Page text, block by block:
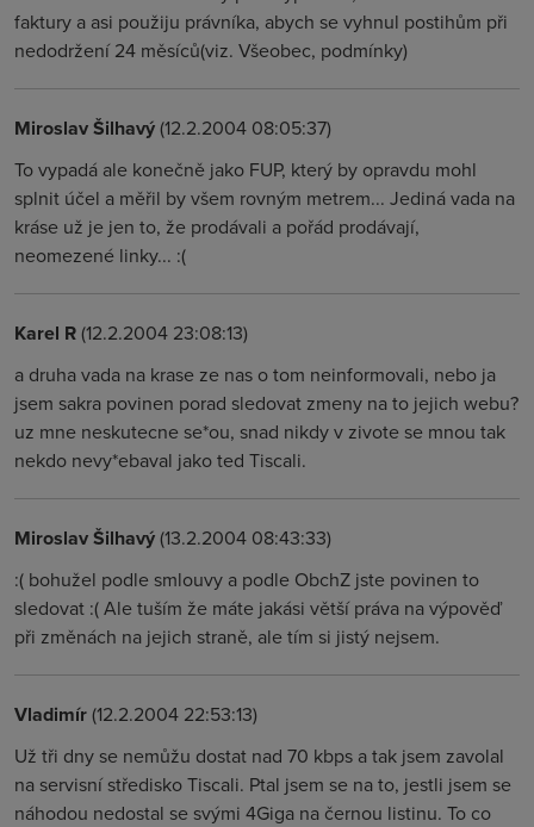
faktury a asi použiju právníka, abych se vyhnul postihům při
nedodržení 24 měsíců(viz. Všeobec, podmínky)
Miroslav Šilhavý(12.2.2004 08:05:37)
To vypadá ale konečně jako FUP, který by opravdu mohl
splnit účel a měřil by všem rovným metrem... Jediná vada na
kráse už je jen to, že prodávali a pořád prodávají,
neomezené linky... :(
Karel R(12.2.2004 23:08:13)
a druha vada na krase ze nas o tom neinformovali, nebo ja
jsem sakra povinen porad sledovat zmeny na to jejich webu?
uz mne neskutecne se*ou, snad nikdy v zivote se mnou tak
nekdo nevy*ebaval jako ted Tiscali.
Miroslav Šilhavý(13.2.2004 08:43:33)
:( bohužel podle smlouvy a podle ObchZ jste povinen to
sledovat :( Ale tuším že máte jakási větší práva na výpověď
při změnách na jejich straně, ale tím si jistý nejsem.
Vladimír(12.2.2004 22:53:13)
Už tři dny se nemůžu dostat nad 70 kbps a tak jsem zavolal
na servisní středisko Tiscali. Ptal jsem se na to, jestli jsem se
náhodou nedostal se svými 4Giga na černou listinu. To co